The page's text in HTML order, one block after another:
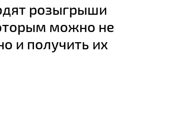
розыгрыши
можно не
и получить их